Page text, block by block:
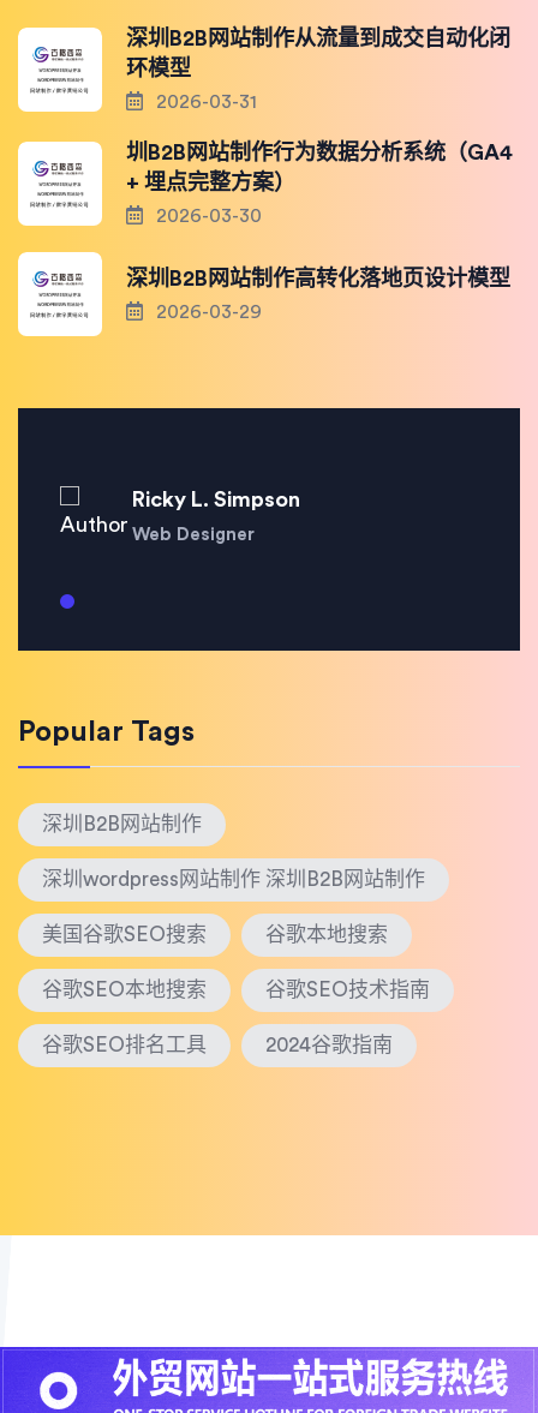
深圳B2B网站制作从流量到成交自动化闭
环模型
2026-03-31
圳B2B网站制作行为数据分析系统（GA4
+ 埋点完整方案）
2026-03-30
深圳B2B网站制作高转化落地页设计模型
2026-03-29
Ricky L. Simpson
Web Designer
Popular Tags
深圳B2B网站制作
深圳wordpress网站制作 深圳B2B网站制作
美国谷歌SEO搜索 谷歌本地搜索
谷歌SEO本地搜索 谷歌SEO技术指南
谷歌SEO排名工具 2024谷歌指南